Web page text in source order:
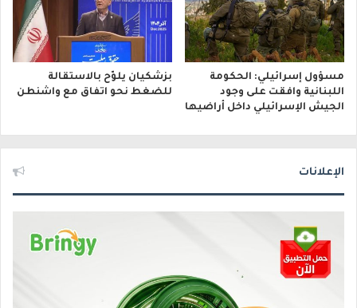
مسؤول إسرائيلي: الحكومة
اللبنانية وافقت على وجود
الجيش الإسرائيلي داخل أراضيها
بزشكيان يلوّح بالاستقالة
للضغط نحو اتفاق مع واشنطن
الإعلانات